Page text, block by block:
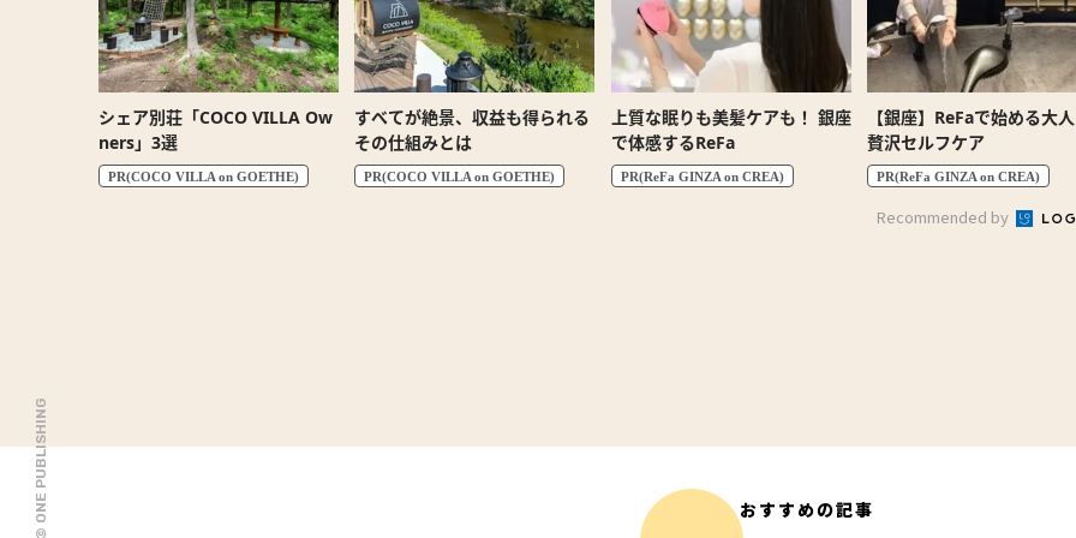
© ONE PUBLISHING
シェア別荘「COCO VILLA Ow
ners」3選
PR(COCO VILLA on GOETHE)
すべてが絶景、収益も得られる
その仕組みとは
PR(COCO VILLA on GOETHE)
上質な眠りも美髪ケアも！ 銀座
で体感するReFa
PR(ReFa GINZA on CREA)
【銀座】ReFaで始める大
贅沢セルフケア
PR(ReFa GINZA on CREA)
Recommended by
おすすめの記事